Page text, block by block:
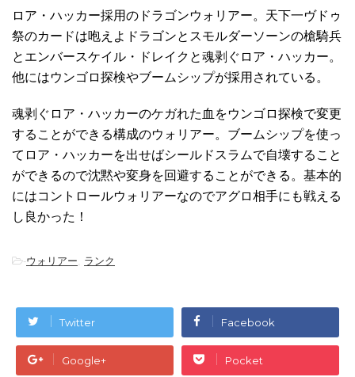
ロア・ハッカー採用のドラゴンウォリアー。天下一ヴドゥ
祭のカードは咆えよドラゴンとスモルダーソーンの槍騎兵
とエンバースケイル・ドレイクと魂剥ぐロア・ハッカー。
他にはウンゴロ探検やブームシップが採用されている。
魂剥ぐロア・ハッカーのケガれた血をウンゴロ探検で変更
することができる構成のウォリアー。ブームシップを使っ
てロア・ハッカーを出せばシールドスラムで自壊すること
ができるので沈黙や変身を回避することができる。基本的
にはコントロールウォリアーなのでアグロ相手にも戦える
し良かった！
-ウォリアー, ランク
Twitter Facebook
Google+ Pocket